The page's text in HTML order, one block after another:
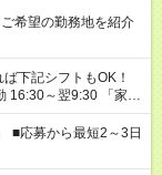
希望の勤務地を紹介
～翌9:30 「家族
の準備がしたい」
望を教えてください
週40時間を超える場
■応募から最短2～3日